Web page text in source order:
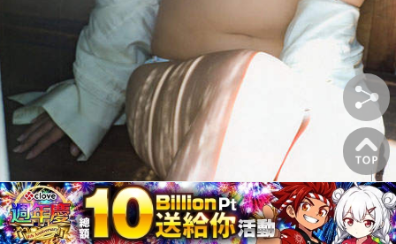
圖片來自：akb48taimuzu